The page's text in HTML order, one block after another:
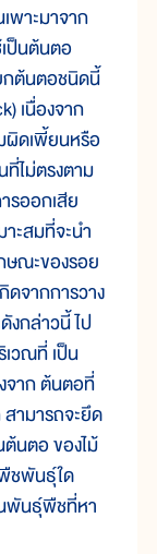
าะมาจาก
ป็นต้นตอ
กต้นตอชนิดนี้
เนื่องจาก
ผิดเพี้ยนหรือ
ไม่ตรงตาม
ออกเสีย
ะสมที่จะนำ
ษณะของรอย
ดจากการวาง
กล่าวนี้ ไป
เวณที่ เป็น
จาก ต้นตอที่
ามารถจะยึด
ต้นตอ ของไม้
ชพันธุ์ใด
พันธุ์พืชที่หา